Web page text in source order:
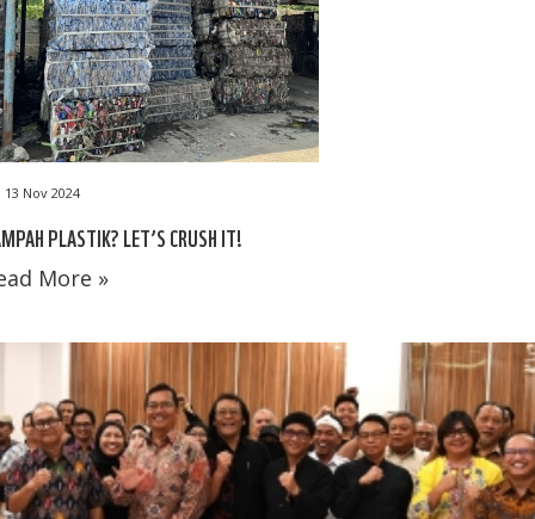
13 Nov 2024
PLASTIK? LET’S CRUSH IT!
More »